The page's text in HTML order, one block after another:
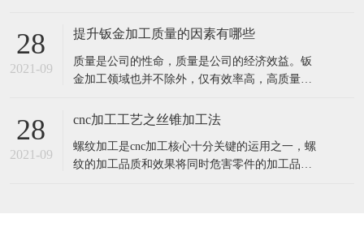
当前主流的机箱外壳材料及其创新应用方向： 1.
本低、强度高、易冲压成型，但重量大、易生
锈。 应用：
28
2021-09
提升钣金加工质量的因素有哪些
​质量是公司的性命，质量是公司的经济效益。钣
金加工领域也并不除外，仅有效率高，高质量的
客的视角出去，想用户之所感。一，实际操作工
工序所造成的缺点，避免问题造成的可控制方法
有：⑴提升“质量第一，客户第一”的质量观念文
28
2021-09
cnc加工工艺之丝锥加工法
螺纹加工是cnc加工核心十分关键的运用之一，螺
纹的加工品质和效果将同时危害零件的加工品质